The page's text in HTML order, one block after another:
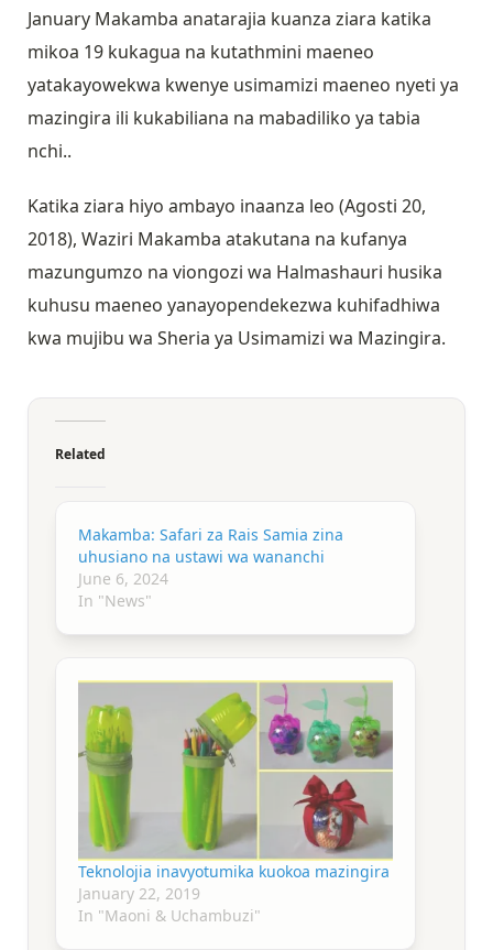
January Makamba anatarajia kuanza ziara katika
mikoa 19 kukagua na kutathmini maeneo
yatakayowekwa kwenye usimamizi maeneo nyeti ya
mazingira ili kukabiliana na mabadiliko ya tabia
nchi..
Katika ziara hiyo ambayo inaanza leo (Agosti 20,
2018), Waziri Makamba atakutana na kufanya
mazungumzo na viongozi wa Halmashauri husika
kuhusu maeneo yanayopendekezwa kuhifadhiwa
kwa mujibu wa Sheria ya Usimamizi wa Mazingira.
Related
Makamba: Safari za Rais Samia zina
uhusiano na ustawi wa wananchi
June 6, 2024
In "News"
Teknolojia inavyotumika kuokoa mazingira
January 22, 2019
In "Maoni & Uchambuzi"